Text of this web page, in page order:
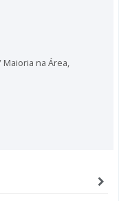
Maioria na Área,